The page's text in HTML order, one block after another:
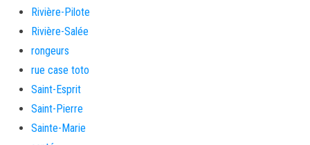
Rivière-Pilote
Rivière-Salée
rongeurs
rue case toto
Saint-Esprit
Saint-Pierre
Sainte-Marie